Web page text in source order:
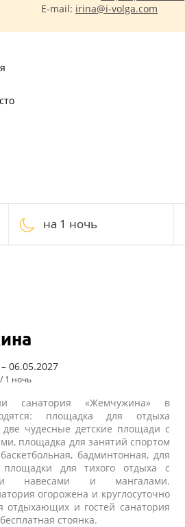
E-mail: irina@i-volga.com
на 1 ночь
06.05.2027
1 ночь
санатория «Жемчужина» в
площадка для отдыха
две чудесные детские площади с
площадка для занятий спортом
бадминтонная, для
площадки для тихого отдыха с
навесами и мангалами.
огорожена и круглосуточно
отдыхающих и гостей санатория
стоянка.